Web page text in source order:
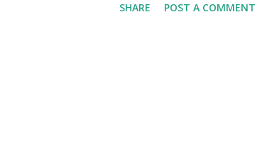
SHARE POST A COMMENT